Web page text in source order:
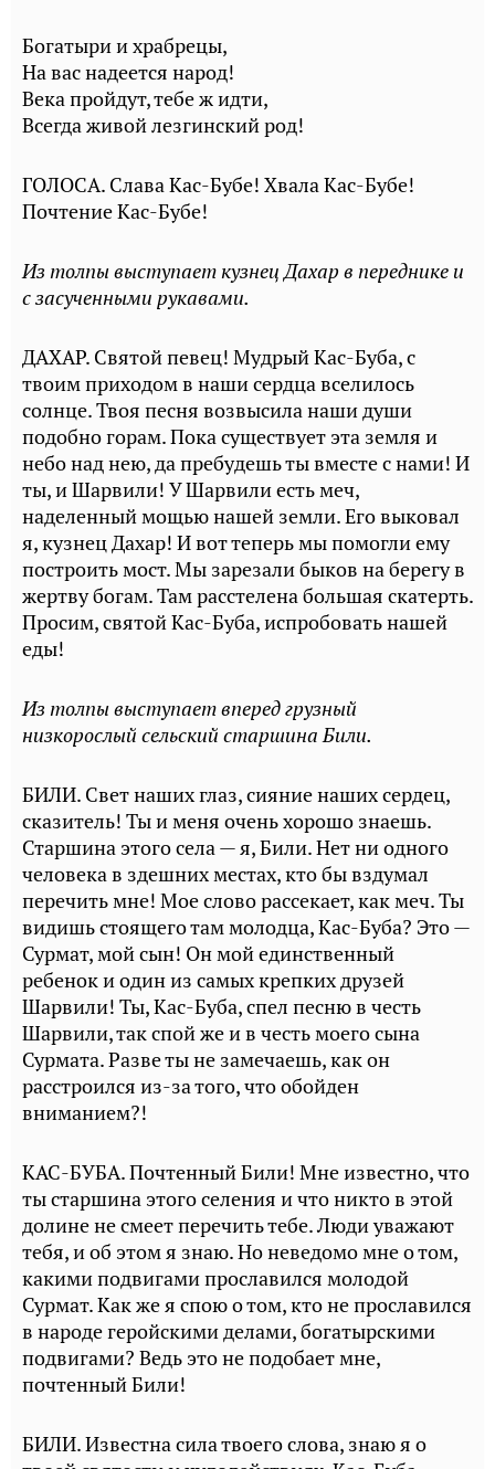
Богатыри и храбрецы,
На вас надеется народ!
Века пройдут, тебе ж идти,
Всегда живой лезгинский род!
ГОЛОСА. Слава Кас-Бубе! Хвала Кас-Бубе!
Почтение Кас-Бубе!
Из толпы выступает кузнец Дахар в переднике и
с засученными рукавами.
ДАХАР. Святой певец! Мудрый Кас-Буба, с
твоим приходом в наши сердца вселилось
солнце. Твоя песня возвысила наши души
подобно горам. Пока существует эта земля и
небо над нею, да пребудешь ты вместе с нами! И
ты, и Шарвили! У Шарвили есть меч,
наделенный мощью нашей земли. Его выковал
я, кузнец Дахар! И вот теперь мы помогли ему
построить мост. Мы зарезали быков на берегу в
жертву богам. Там расстелена большая скатерть.
Просим, святой Кас-Буба, испробовать нашей
еды!
Из толпы выступает вперед грузный
низкорослый сельский старшина Били.
БИЛИ. Свет наших глаз, сияние наших сердец,
сказитель! Ты и меня очень хорошо знаешь.
Старшина этого села — я, Били. Нет ни одного
человека в здешних местах, кто бы вздумал
перечить мне! Мое слово рассекает, как меч. Ты
видишь стоящего там молодца, Кас-Буба? Это —
Сурмат, мой сын! Он мой единственный
ребенок и один из самых крепких друзей
Шарвили! Ты, Кас-Буба, спел песню в честь
Шарвили, так спой же и в честь моего сына
Сурмата. Разве ты не замечаешь, как он
расстроился из-за того, что обойден
вниманием?!
КАС-БУБА. Почтенный Били! Мне известно, что
ты старшина этого селения и что никто в этой
долине не смеет перечить тебе. Люди уважают
тебя, и об этом я знаю. Но неведомо мне о том,
какими подвигами прославился молодой
Сурмат. Как же я спою о том, кто не прославился
в народе геройскими делами, богатырскими
подвигами? Ведь это не подобает мне,
почтенный Били!
БИЛИ. Известна сила твоего слова, знаю я о